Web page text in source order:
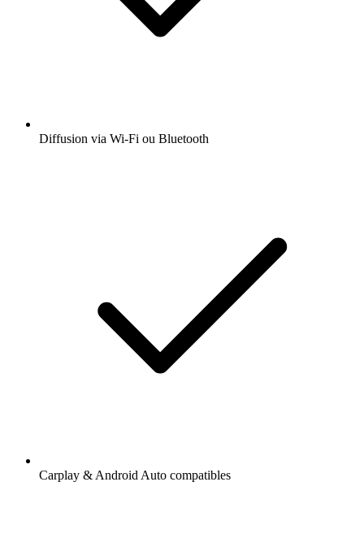
Diffusion via Wi-Fi ou Bluetooth
Carplay & Android Auto compatibles